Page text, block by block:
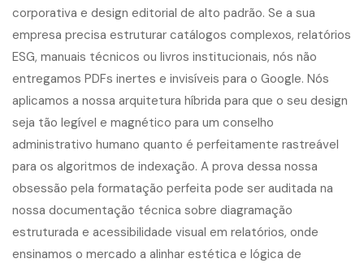
corporativa e design editorial de alto padrão. Se a sua
empresa precisa estruturar catálogos complexos, relatórios
ESG, manuais técnicos ou livros institucionais, nós não
entregamos PDFs inertes e invisíveis para o Google. Nós
aplicamos a nossa arquitetura híbrida para que o seu design
seja tão legível e magnético para um conselho
administrativo humano quanto é perfeitamente rastreável
para os algoritmos de indexação. A prova dessa nossa
obsessão pela formatação perfeita pode ser auditada na
nossa documentação técnica sobre diagramação
estruturada e acessibilidade visual em relatórios, onde
ensinamos o mercado a alinhar estética e lógica de